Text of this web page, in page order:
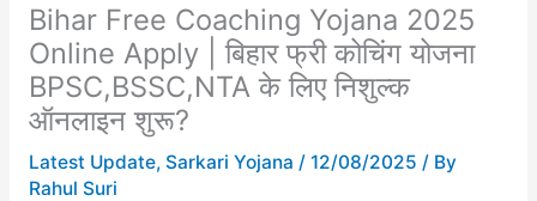
Bihar Free Coaching Yojana 2025
Online Apply | बिहार फ्री कोचिंग योजना
BPSC,BSSC,NTA के लिए निशुल्क
ऑनलाइन शुरू?
Latest Update, Sarkari Yojana / 12/08/2025 / By
Rahul Suri